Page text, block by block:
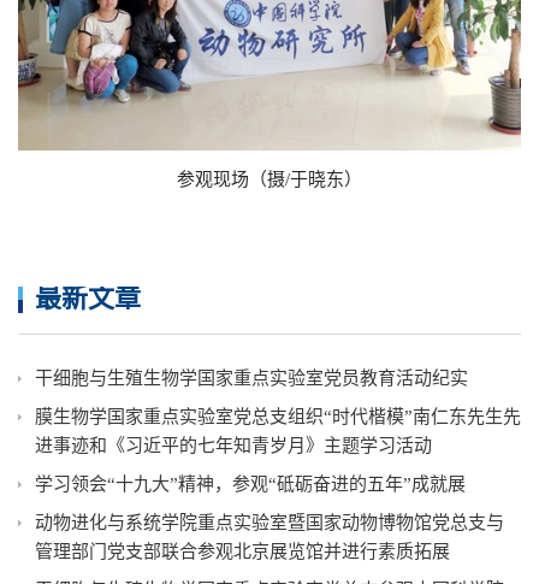
参观现场（摄/于晓东）
最新文章
干细胞与生殖生物学国家重点实验室党员教育活动纪实
膜生物学国家重点实验室党总支组织“时代楷模”南仁东先生先
进事迹和《习近平的七年知青岁月》主题学习活动
学习领会“十九大”精神，参观“砥砺奋进的五年”成就展
动物进化与系统学院重点实验室暨国家动物博物馆党总支与
管理部门党支部联合参观北京展览馆并进行素质拓展